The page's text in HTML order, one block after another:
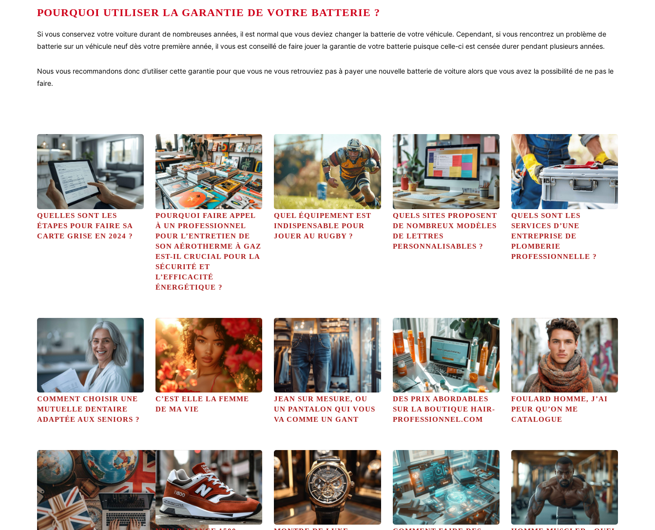
POURQUOI UTILISER LA GARANTIE DE VOTRE BATTERIE ?
Si vous conservez votre voiture durant de nombreuses années, il est normal que vous deviez changer la batterie de votre véhicule. Cependant, si vous rencontrez un problème de
batterie sur un véhicule neuf dès votre première année, il vous est conseillé de faire jouer la garantie de votre batterie puisque celle-ci est censée durer pendant plusieurs années.
Nous vous recommandons donc d’utiliser cette garantie pour que vous ne vous retrouviez pas à payer une nouvelle batterie de voiture alors que vous avez la possibilité de ne pas le
faire.
QUELLES SONT LES
ÉTAPES POUR FAIRE SA
CARTE GRISE EN 2024 ?
POURQUOI FAIRE APPEL
À UN PROFESSIONNEL
POUR L’ENTRETIEN DE
SON AÉROTHERME À GAZ
EST-IL CRUCIAL POUR LA
SÉCURITÉ ET
L’EFFICACITÉ
ÉNERGÉTIQUE ?
QUEL ÉQUIPEMENT EST
INDISPENSABLE POUR
JOUER AU RUGBY ?
QUELS SITES PROPOSENT
DE NOMBREUX MODÈLES
DE LETTRES
PERSONNALISABLES ?
QUELS SONT LES
SERVICES D’UNE
ENTREPRISE DE
PLOMBERIE
PROFESSIONNELLE ?
COMMENT CHOISIR UNE
MUTUELLE DENTAIRE
ADAPTÉE AUX SENIORS ?
C’EST ELLE LA FEMME
DE MA VIE
JEAN SUR MESURE, OU
UN PANTALON QUI VOUS
VA COMME UN GANT
DES PRIX ABORDABLES
SUR LA BOUTIQUE HAIR-
PROFESSIONNEL.COM
FOULARD HOMME, J’AI
PEUR QU’ON ME
CATALOGUE